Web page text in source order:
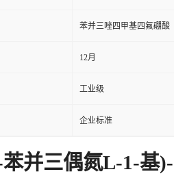
苯并三唑四甲基四氟硼酸
12月
工业级
企业标准
并三偶氮L-1-基